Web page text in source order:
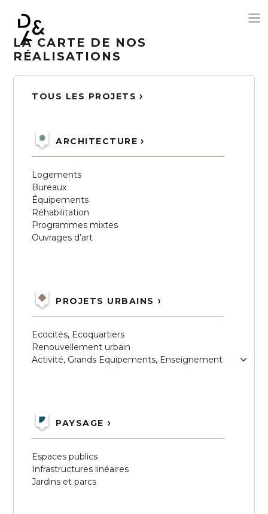
Aller au contenu principal
LA CARTE DE NOS
RÉALISATIONS
TOUS LES PROJETS
ARCHITECTURE
Logements
Bureaux
Équipements
Réhabilitation
Programmes mixtes
Ouvrages d’art
PROJETS URBAINS
Ecocités, Ecoquartiers
Renouvellement urbain
Activité, Grands Equipements, Enseignement
PAYSAGE
Espaces publics
Infrastructures linéaires
Jardins et parcs